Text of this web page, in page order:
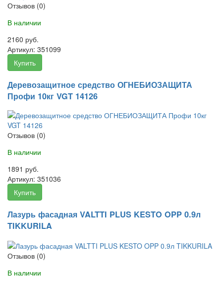
Отзывов (0)
В наличии
2160 руб.
Артикул: 351099
Купить
Деревозащитное средство ОГНЕБИОЗАЩИТА
Профи 10кг VGT 14126
Отзывов (0)
В наличии
1891 руб.
Артикул: 351036
Купить
Лазурь фасадная VALTTI PLUS KESTO OPP 0.9л
TIKKURILA
Отзывов (0)
В наличии